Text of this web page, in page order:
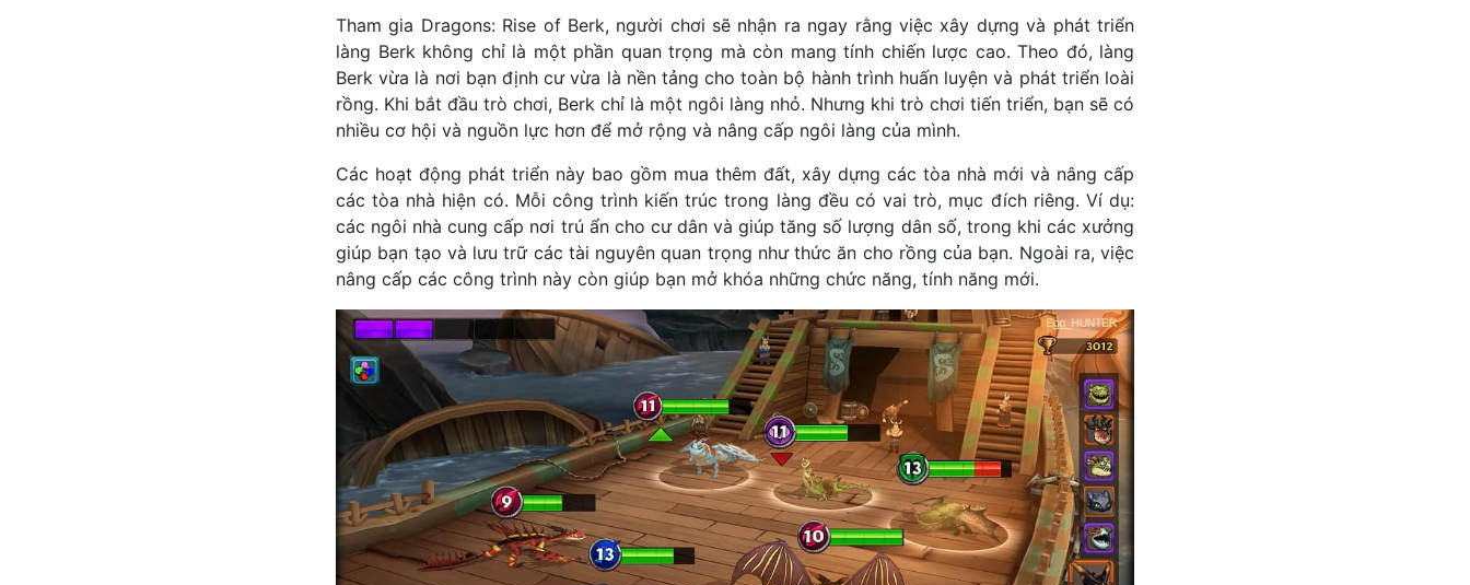
Tham gia Dragons: Rise of Berk, người chơi sẽ nhận ra ngay rằng việc xây dựng và phát triển
làng Berk không chỉ là một phần quan trọng mà còn mang tính chiến lược cao. Theo đó, làng
Berk vừa là nơi bạn định cư vừa là nền tảng cho toàn bộ hành trình huấn luyện và phát triển loài
rồng. Khi bắt đầu trò chơi, Berk chỉ là một ngôi làng nhỏ. Nhưng khi trò chơi tiến triển, bạn sẽ có
nhiều cơ hội và nguồn lực hơn để mở rộng và nâng cấp ngôi làng của mình.
Các hoạt động phát triển này bao gồm mua thêm đất, xây dựng các tòa nhà mới và nâng cấp
các tòa nhà hiện có. Mỗi công trình kiến ​​trúc trong làng đều có vai trò, mục đích riêng. Ví dụ:
các ngôi nhà cung cấp nơi trú ẩn cho cư dân và giúp tăng số lượng dân số, trong khi các xưởng
giúp bạn tạo và lưu trữ các tài nguyên quan trọng như thức ăn cho rồng của bạn. Ngoài ra, việc
nâng cấp các công trình này còn giúp bạn mở khóa những chức năng, tính năng mới.